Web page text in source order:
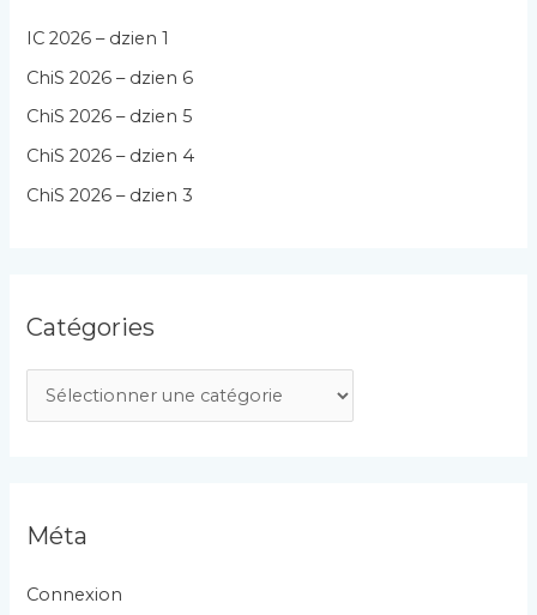
IC 2026 – dzien 1
ChiS 2026 – dzien 6
ChiS 2026 – dzien 5
ChiS 2026 – dzien 4
ChiS 2026 – dzien 3
Catégories
a
g
r
Méta
Connexion